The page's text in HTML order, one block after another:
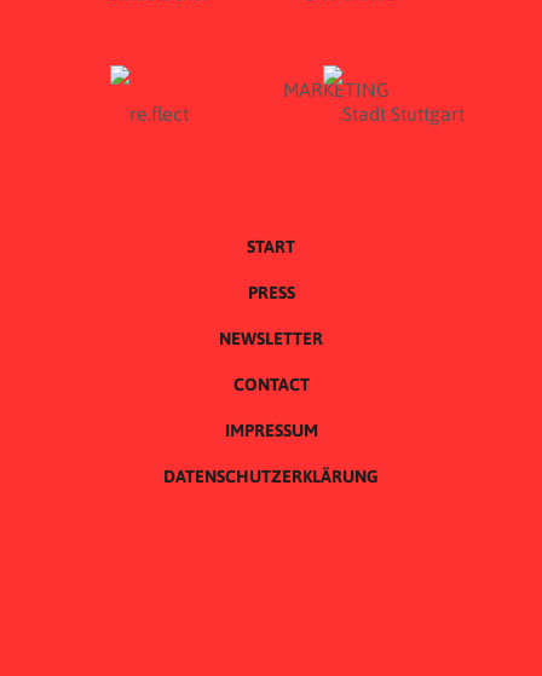
START
PRESS
NEWSLETTER
CONTACT
IMPRESSUM
DATENSCHUTZERKLÄRUNG